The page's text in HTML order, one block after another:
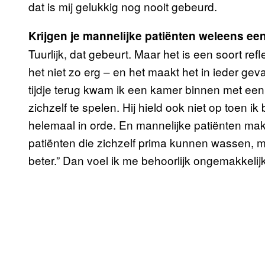
dat is mij gelukkig nog nooit gebeurd.
Krijgen je mannelijke patiënten weleens
Tuurlijk, dat gebeurt. Maar het is een soort
het niet zo erg – en het maakt het in ieder
tijdje terug kwam ik een kamer binnen met
zichzelf te spelen. Hij hield ook niet op toen
helemaal in orde. En mannelijke patiënten
patiënten die zichzelf prima kunnen wassen,
beter.” Dan voel ik me behoorlijk